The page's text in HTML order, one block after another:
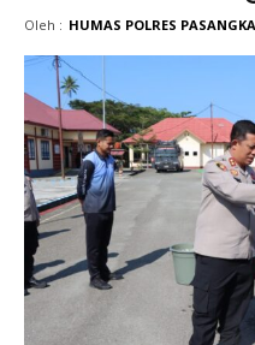
Oleh : HUMAS POLRES